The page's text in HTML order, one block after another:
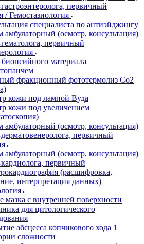
гастроэнтеролога, первичный
/ Гемостазиология
специалиста по антиэйджингу
амбулаторный (осмотр, консультация)
гематолога, первичный
биопсийного материала
фракционный фототермолиз Со2
кожи под лампой Вуда
кожи под увеличением
амбулаторный (осмотр, консультация)
дерматовенеролога, первичный
амбулаторный (осмотр, консультация)
кардиолога, первичный
(расшифровка,
интерпретация данных)
мазка с внутренней поверхности
для цитологического
абсцесса копчикового хода 1
сложности